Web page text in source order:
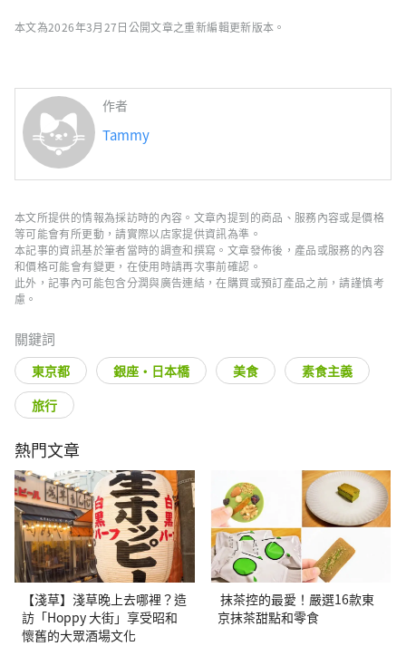
本文為2026年3月27日公開文章之重新編輯更新版本。
作者
Tammy
本文所提供的情報為採訪時的內容。文章內提到的商品、服務內容或是價格
等可能會有所更動，請實際以店家提供資訊為準。
本記事的資訊基於筆者當時的調查和撰寫。文章發佈後，產品或服務的內容
和價格可能會有變更，在使用時請再次事前確認。
此外，記事內可能包含分潤與廣告連結，在購買或預訂產品之前，請謹慎考
慮。
關鍵詞
東京都 銀座・日本橋 美食
素食主義
旅行
熱門文章
【淺草】淺草晚上去哪裡？造
訪「Hoppy 大街」享受昭和
懷舊的大眾酒場文化
抹茶控的最愛！嚴選16款東
京抹茶甜點和零食